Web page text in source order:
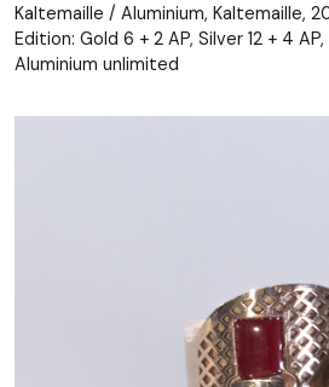
Kaltemaille / Aluminium, Kaltemaille,
Edition: Gold 6 + 2 AP, Silver 12 + 4 AP,
Aluminium unlimited